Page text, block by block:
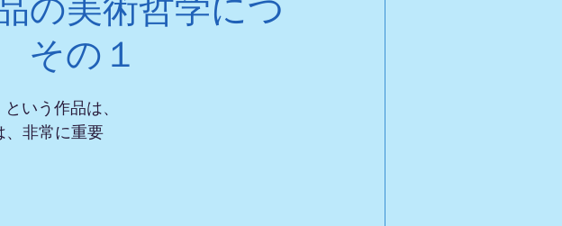
の美術哲学につ
その１
いう作品は、
、非常に重要